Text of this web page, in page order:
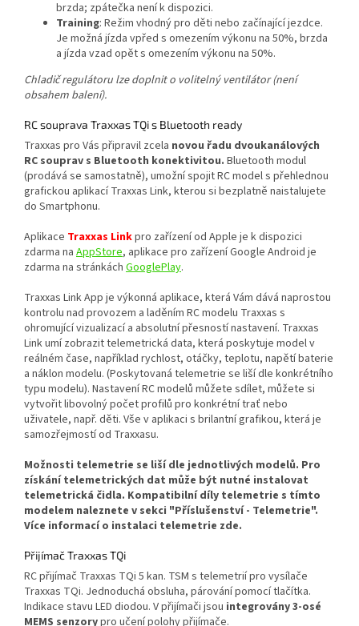
brzda; zpátečka není k dispozici.
Training: Režim vhodný pro děti nebo začínající jezdce.
Je možná jízda vpřed s omezením výkonu na 50%, brzda
a jízda vzad opět s omezením výkonu na 50%.
Chladič regulátoru lze doplnit o volitelný ventilátor (není
obsahem balení).
RC souprava Traxxas TQi s Bluetooth ready
Traxxas pro Vás připravil zcela novou řadu dvoukanálových
RC souprav s Bluetooth konektivitou. Bluetooth modul
(prodává se samostatně), umožní spojit RC model s přehlednou
grafickou aplikací Traxxas Link, kterou si bezplatně naistalujete
do Smartphonu.
Aplikace Traxxas Linkpro zařízení od Apple je k dispozici
zdarma na AppStore, aplikace pro zařízení Google Android je
zdarma na stránkách GooglePlay.
Traxxas Link App je výkonná aplikace, která Vám dává naprostou
kontrolu nad provozem a laděním RC modelu Traxxas s
ohromující vizualizací a absolutní přesností nastavení. Traxxas
Link umí zobrazit telemetrická data, která poskytuje model v
reálném čase, například rychlost, otáčky, teplotu, napětí baterie
a náklon modelu. (Poskytovaná telemetrie se liší dle konkrétního
typu modelu). Nastavení RC modelů můžete sdílet, můžete si
vytvořit libovolný počet profilů pro konkrétní trať nebo
uživatele, např. děti. Vše v aplikaci s brilantní grafikou, která je
samozřejmostí od Traxxasu.
Možnosti telemetrie se liší dle jednotlivých modelů. Pro
získání telemetrických dat může být nutné instalovat
telemetrická čidla. Kompatibilní díly telemetrie s tímto
modelem naleznete v sekci "Příslušenství - Telemetrie".
Více informací o instalaci telemetrie zde.
Přijímač Traxxas TQi
RC přijímač Traxxas TQi 5 kan. TSM s telemetrií pro vysílače
Traxxas TQi. Jednoduchá obsluha, párování pomocí tlačítka.
Indikace stavu LED diodou. V přijímači jsou integrovány 3-osé
MEMS senzorypro učení polohy přijímače.